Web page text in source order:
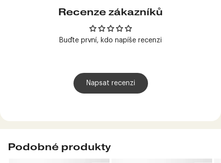
Recenze zákazníků
Buďte první, kdo napíše recenzi
Napsat recenzi
Podobné produkty